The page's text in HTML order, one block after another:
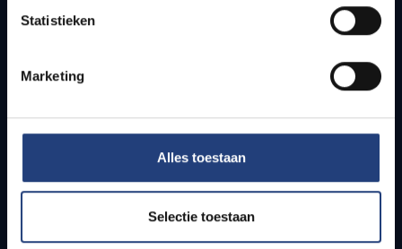
Statistieken
Marketing
Alles toestaan
Selectie toestaan
Bereikbaarheid
Studenten
PhD-studenten